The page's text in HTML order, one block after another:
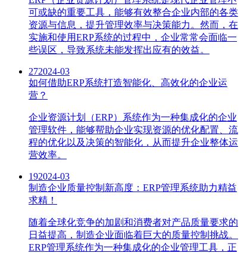
可或缺的重要工具，能够有效整合企业内部的各类
资源与信息，提升管理效率与决策能力。然而，在
实施和使用ERP系统的过程中，企业常常会面临一
些误区，导致系统未能发挥出应有的效益。
272024-03
如何借助ERP系统打造智能化、高效化的企业运
营？
企业资源计划（ERP）系统作为一种集成化的企业
管理软件，能够帮助企业实现资源的优化配置、流
程的优化以及决策的智能化，从而提升企业整体运
营效率。
192024-03
制造企业质量控制新高度：ERP管理系统助力精益
求精！
随着全球化竞争的加剧和消费者对产品质量要求的
日益提高，制造企业面临着巨大的质量控制挑战。
ERP管理系统作为一种集成化的企业管理工具，正